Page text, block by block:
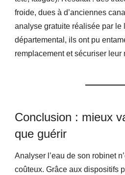
froide, dues à d’anciennes
analyse gratuite réalisée par le
départemental, ils ont pu
remplacement et sécuriser leur
Conclusion : mieux
que guérir
Analyser l’eau de son robinet
coûteux. Grâce aux dispositifs